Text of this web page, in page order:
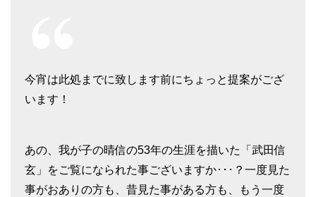
今宵は此処までに致します前にちょっと提案がござ
います！
あの、我が子の晴信の53年の生涯を描いた「武田信
玄」をご覧になられた事ございますか･･･？一度見た
事がおありの方も、昔見た事がある方も、もう一度